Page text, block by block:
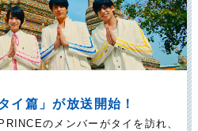
イ篇」が放送開始！
のメンバーがタイを訪れ、